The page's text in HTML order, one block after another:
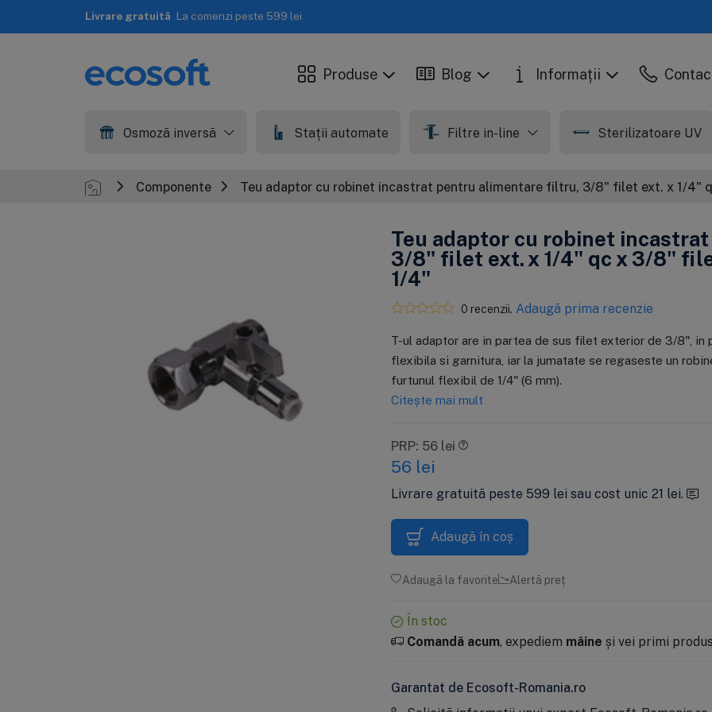
Livrare rapidă A doua zi lucrătoare
Produse Blog Informații
Osmoză inversă
În stoc
cartuse pentru
standard, pre si
postfiltrare
PRP: 400 lei
290 lei
Stații automate Filtre in-line
În stoc
carbune activat
CHV2510, pentru
clor
40,67 lei
Sterilizatoare UV
Componente Teu adaptor cu robinet incastrat pentru alimentare filtru, 3/8" filet ext. x 1/4"
Teu adaptor cu robinet
3/8" filet ext. x 1/4" qc x 3/8"
1/4"
0 recenzii. Adaugă prima recenzie
T-ul adaptor are in partea de sus filet exterior de 3/8",
flexibila si garnitura, iar la jumatate se regaseste un
furtunul flexibil de 1/4" (6 mm).
Citește mai mult
PRP: 56 lei
56 lei
Livrare gratuită peste 599 lei sau cost unic 21 lei.
Adaugă în coș
Adaugă la favorite Alertă preț
În stoc
Comandă acum, expediem mâine și vei primi
Garantat de Ecosoft-Romania.ro